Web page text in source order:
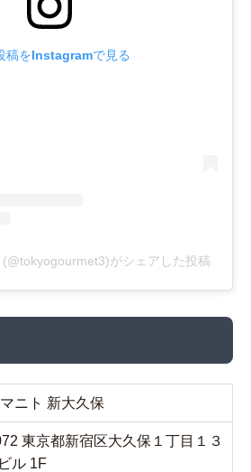
稿をInstagramで見る
がシェアした投稿
ニト 新大久保
東京都新宿区大久保１丁目１３
ル 1F